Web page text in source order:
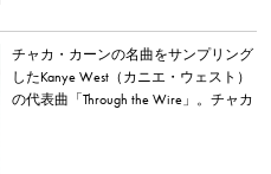
チャカ・カーンの名曲をサンプリング
したKanye West（カニエ・ウェスト）
の代表曲「Through the Wire」。チャカ